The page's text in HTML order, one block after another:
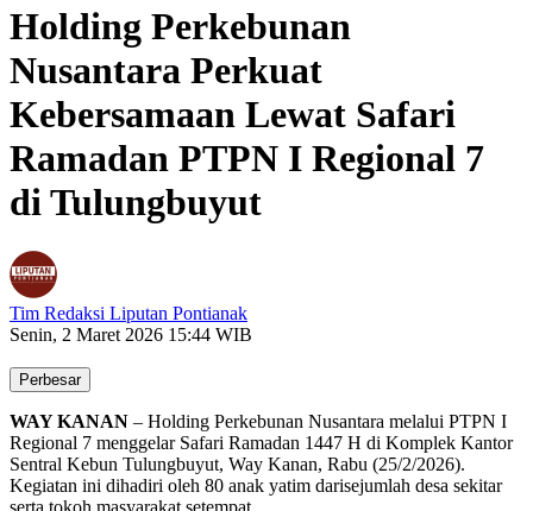
Holding Perkebunan
Nusantara Perkuat
Kebersamaan Lewat Safari
Ramadan PTPN I Regional 7
di Tulungbuyut
Tim Redaksi Liputan Pontianak
Senin, 2 Maret 2026 15:44 WIB
Perbesar
WAY KANAN – Holding Perkebunan Nusantara melalui PTPN I
Regional 7 menggelarSafari Ramadan 1447 H di Komplek Kantor
Sentral Kebun Tulungbuyut, Way Kanan, Rabu (25/2/2026).
Kegiatan ini dihadiri oleh 80 anak yatim darisejumlah desa sekitar
serta tokoh masyarakat setempat.